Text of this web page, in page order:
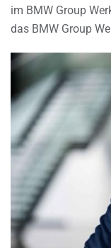
im BMW Group
das BMW Group